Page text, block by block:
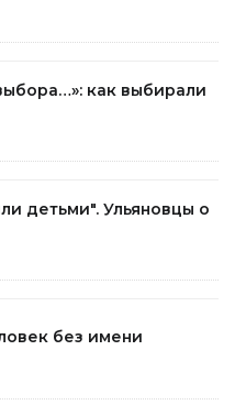
как выбирали
детьми". Ульяновцы о
без имени